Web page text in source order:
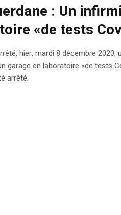
: Un
«de tests
hier, mardi 8 décembre 2020,
garage en laboratoire «de tests
arrêté.